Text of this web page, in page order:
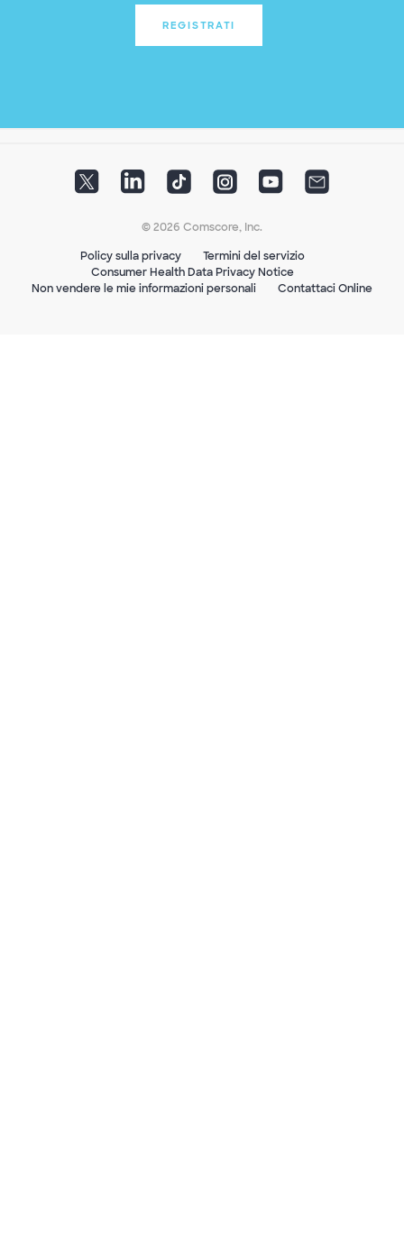
REGISTRATI
© 2026 Comscore, Inc.
Policy sulla privacy
Termini del servizio
Consumer Health Data Privacy Notice
Non vendere le mie informazioni personali
Contattaci Online